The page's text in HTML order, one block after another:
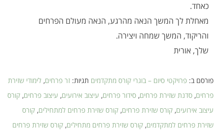
כאחד.
מאחלת לך המשך הנאה מהרגע, הנאה מעולם הפרחים
והריקוד, המשך שמחה ויצירה.
שלך, אורית
פורסם ב: פרויקטי סיום – בוגרי קורס מתקדמים תגיות: זר פרחים, לימודי שזירת
פרחים, סדנת שזירת פרחים, סידור פרחים, עיצוב אירועים, עיצוב פרחים, קורס
עיצוב אירועים, קורס שזירת פרחים, קורס שזירת פרחים למתחילים, קורס
שזירת פרחים למתקדמים, קורס שזירת פרחים מתחילים, קורס שזירת פרחים